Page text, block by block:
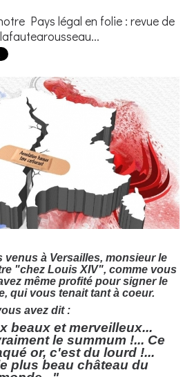
Pays légal en folie : revue de
à Versailles, monsieur le
"chez Louis XIV", comme vous
même profité pour signer le
qui vous tenait tant à coeur.
avez dit :
beaux et merveilleux...
le summum !... Ce
or, c'est du lourd !...
plus beau château du